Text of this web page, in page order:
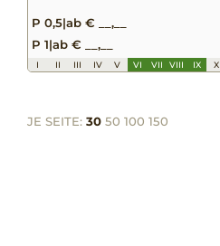
P 0,5|ab € __,__
P 1|ab € __,__
I II III IV V VI VII VIII IX X
JE SEITE: 30 50 100 150